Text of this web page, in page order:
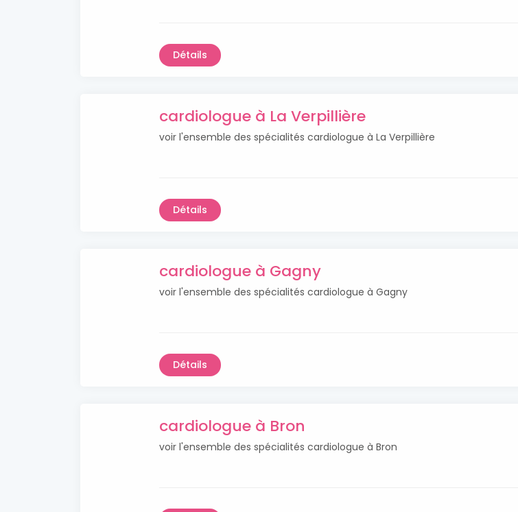
Détails
cardiologue à La Verpillière
voir l'ensemble des spécialités cardiologue à La Verpillière
Détails
cardiologue à Gagny
voir l'ensemble des spécialités cardiologue à Gagny
Détails
cardiologue à Bron
voir l'ensemble des spécialités cardiologue à Bron